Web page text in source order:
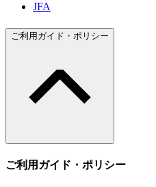
JFA
ご利用ガイド・ポリシー
ご利用ガイド・ポリシー